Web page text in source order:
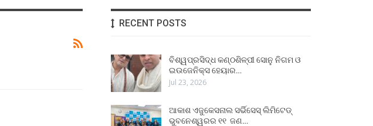
RECENT POSTS
ବିଶ୍ୱପ୍ରସିଦ୍ଧ କଣ୍ଠଶିଳ୍ପୀ ସୋନୁ ନିଗମ ଓ
ଇଉଜେନିକ୍ସ ହେୟାର…
Jul 23, 2026
ଆକାଶ ଏଜୁକେସନାଲ ସର୍ଭିସେସ୍ ଲିମିଟେଡ୍
ଭୁବନେଶ୍ୱରର ୧୧ ଜଣ…